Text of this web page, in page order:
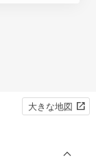
大きな地図